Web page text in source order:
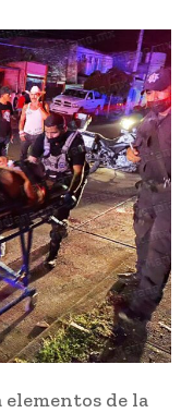
de la